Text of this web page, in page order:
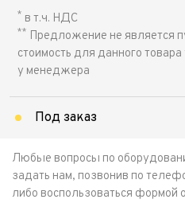
* в т.ч. НДС
** Предложение не является
стоимость для данного
у менеджера
Под заказ
Любые вопросы по
задать нам, позвонив по
либо воспользоваться формой